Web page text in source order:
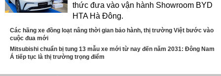
thức đưa vào vận hành Showroom BYD
HTA Hà Đông.
Các hãng xe đồng loạt nâng thời gian bảo hành, thị trường Việt bước vào
cuộc đua mới
Mitsubishi chuẩn bị tung 13 mẫu xe mới từ nay đến năm 2031: Đông Nam
Á tiếp tục là thị trường trọng điểm